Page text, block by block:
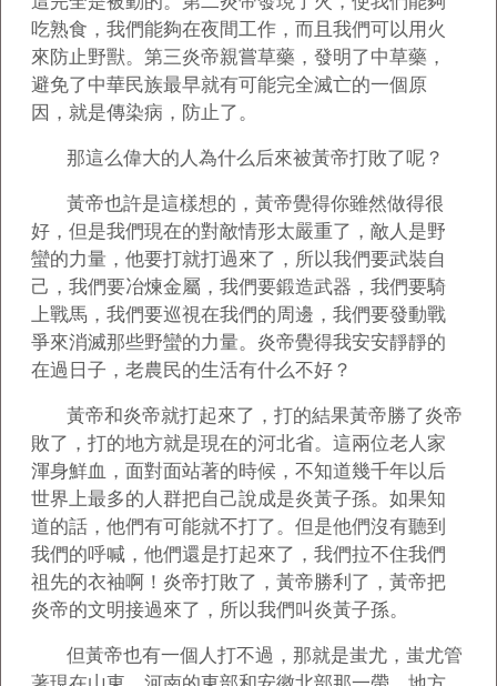
吃熟食，我們能夠在夜間工作，而且我們可以用火
來防止野獸。第三炎帝親嘗草藥，發明了中草藥，
避免了中華民族最早就有可能完全滅亡的一個原
因，就是傳染病，防止了。
那這么偉大的人為什么后來被黃帝打敗了呢？
黃帝也許是這樣想的，黃帝覺得你雖然做得很
好，但是我們現在的對敵情形太嚴重了，敵人是野
蠻的力量，他要打就打過來了，所以我們要武裝自
己，我們要冶煉金屬，我們要鍛造武器，我們要騎
上戰馬，我們要巡視在我們的周邊，我們要發動戰
爭來消滅那些野蠻的力量。炎帝覺得我安安靜靜的
在過日子，老農民的生活有什么不好？
黃帝和炎帝就打起來了，打的結果黃帝勝了炎帝
敗了，打的地方就是現在的河北省。這兩位老人家
渾身鮮血，面對面站著的時候，不知道幾千年以后
世界上最多的人群把自己說成是炎黃子孫。如果知
道的話，他們有可能就不打了。但是他們沒有聽到
我們的呼喊，他們還是打起來了，我們拉不住我們
祖先的衣袖啊！炎帝打敗了，黃帝勝利了，黃帝把
炎帝的文明接過來了，所以我們叫炎黃子孫。
但黃帝也有一個人打不過，那就是蚩尤，蚩尤管